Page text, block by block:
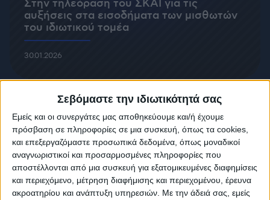
Σεβόμαστε την ιδιωτικότητά σας
Εμείς και οι συνεργάτες μας αποθηκεύουμε και/ή έχουμε
πρόσβαση σε πληροφορίες σε μια συσκευή, όπως τα cookies,
και επεξεργαζόμαστε προσωπικά δεδομένα, όπως μοναδικοί
αναγνωριστικοί και προσαρμοσμένες πληροφορίες που
αποστέλλονται από μια συσκευή για εξατομικευμένες διαφημίσεις
και περιεχόμενο, μέτρηση διαφήμισης και περιεχομένου, έρευνα
ακροατηρίου και ανάπτυξη υπηρεσιών. Με την άδειά σας, εμείς
Στην τηλεόραση του ΣΚΑΪ για τις
αυξήσεις στα εισοδήματα των μισθωτών
του ιδιωτικού τομέα
30.01.2026